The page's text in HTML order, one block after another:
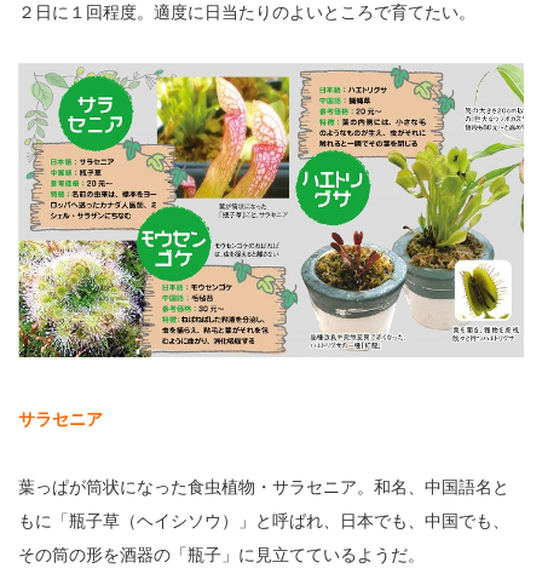
２日に１回程度。適度に日当たりのよいところで育てたい。
サラセニア
葉っぱが筒状になった食虫植物・サラセニア。和名、中国語名と
もに「瓶子草（ヘイシソウ）」と呼ばれ、日本でも、中国でも、
その筒の形を酒器の「瓶子」に見立てているようだ。